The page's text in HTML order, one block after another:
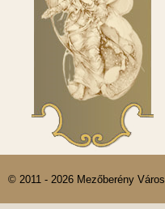
© 2011 - 2026 Mezőberény Város